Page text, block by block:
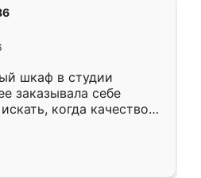
шкаф в студии
заказывала себе
когда качеством
кухня уже почти
нет.